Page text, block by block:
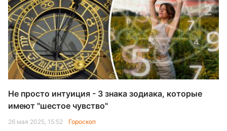
Не просто интуиция - 3 знака зодиака, которые
имеют "шестое чувство"
26 мая 2025, 15:52 Гороскоп